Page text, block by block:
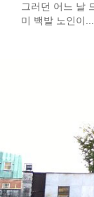
그러던 어느 날
미 백발 노인이...